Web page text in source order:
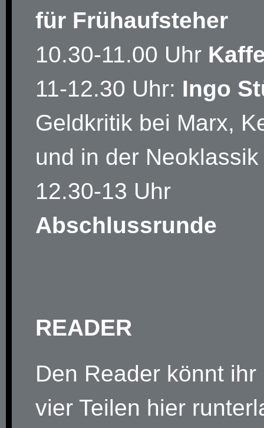
für Frühaufsteher
10.30-11.00 Uhr
11-12.30 Uhr: Ingo
Geldkritik bei Marx,
und in der Neoklassik
12.30-13 Uhr
Abschlussrunde
READER
Den Reader könnt ihr
vier Teilen hier